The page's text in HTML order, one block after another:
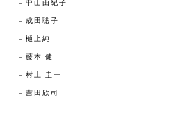
中山由紀子
成田聡子
樋上純
藤本 健
村上 圭一
吉田欣司